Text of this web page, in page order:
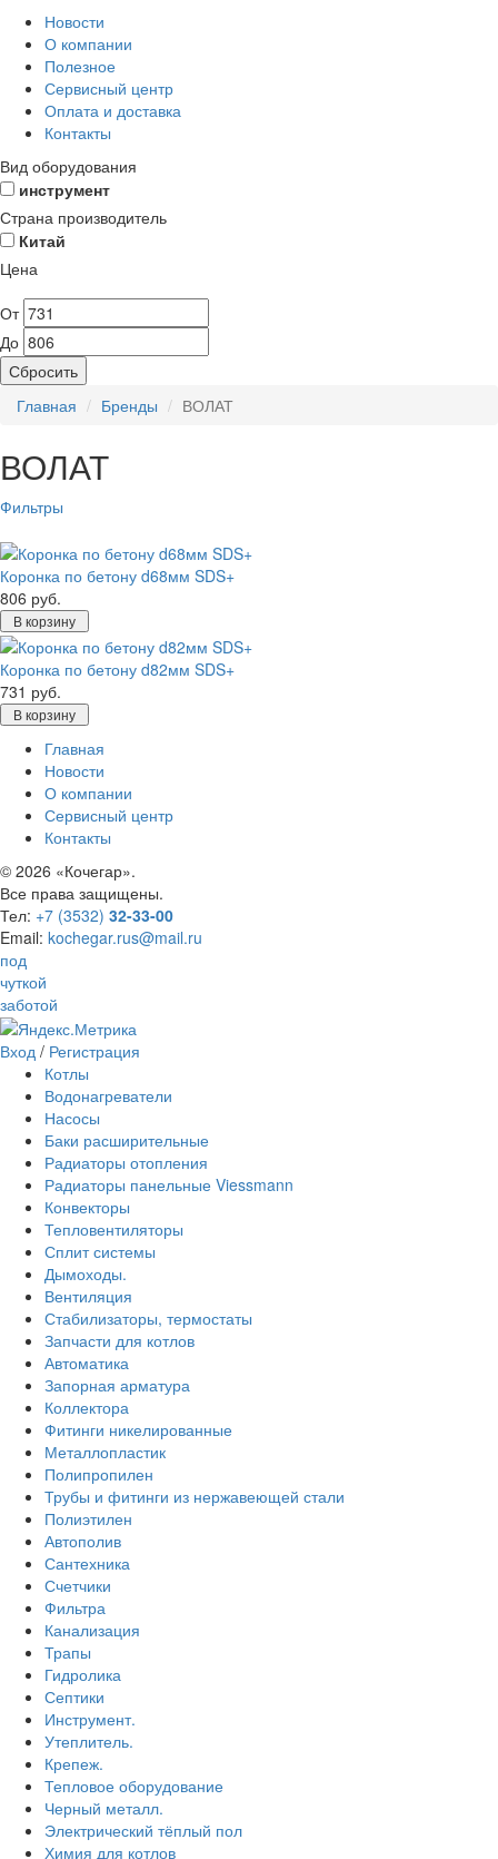
Новости
О компании
Полезное
Сервисный центр
Оплата и доставка
Контакты
Вид оборудования
инструмент
Страна производитель
Китай
Цена
От
До
Сбросить
Главная
Бренды ВОЛАТ
ВОЛАТ
Фильтры
Коронка по бетону d68мм SDS+
806 руб.
В корзину
Коронка по бетону d82мм SDS+
731 руб.
В корзину
Главная
Новости
О компании
Сервисный центр
Контакты
© 2026 «Кочегар».
Все права защищены.
Тел: +7 (3532) 32-33-00
Email: kochegar.rus@mail.ru
под
чуткой
заботой
Вход / Регистрация
Котлы
Водонагреватели
Насосы
Баки расширительные
Радиаторы отопления
Радиаторы панельные Viessmann
Конвекторы
Тепловентиляторы
Сплит системы
Дымоходы.
Вентиляция
Стабилизаторы, термостаты
Запчасти для котлов
Автоматика
Запорная арматура
Коллектора
Фитинги никелированные
Металлопластик
Полипропилен
Трубы и фитинги из нержавеющей стали
Полиэтилен
Автополив
Сантехника
Счетчики
Фильтра
Канализация
Трапы
Гидролика
Септики
Инструмент.
Утеплитель.
Крепеж.
Тепловое оборудование
Черный металл.
Электрический тёплый пол
Химия для котлов